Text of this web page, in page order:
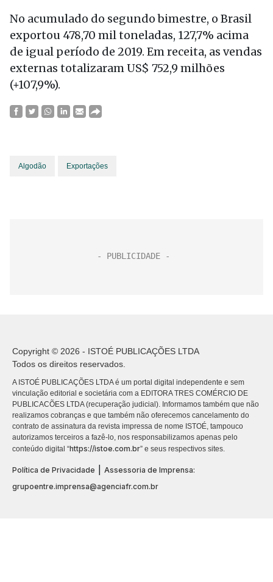
No acumulado do segundo bimestre, o Brasil
exportou 478,70 mil toneladas, 127,7% acima
de igual período de 2019. Em receita, as vendas
externas totalizaram US$ 752,9 milhões
(+107,9%).
Algodão Exportações
Copyright © 2026 - ISTOÉ PUBLICAÇÕES LTDA
Todos os direitos reservados.
A ISTOÉ PUBLICAÇÕES LTDA é um portal digital independente e sem
vinculação editorial e societária com a EDITORA TRES COMÉRCIO DE
PUBLICACÕES LTDA (recuperação judicial). Informamos também que não
realizamos cobranças e que também não oferecemos cancelamento do
contrato de assinatura da revista impressa de nome ISTOÉ, tampouco
autorizamos terceiros a fazê-lo, nos responsabilizamos apenas pelo
conteúdo digital “https://istoe.com.br” e seus respectivos sites.
Política de Privacidade
Assessoria de Imprensa:
grupoentre.imprensa@agenciafr.com.br